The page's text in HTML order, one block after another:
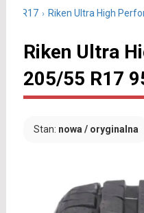
55 R17 Riken Ultra High
Riken Ultra
205/55 R17
Stan: nowa / oryginalna